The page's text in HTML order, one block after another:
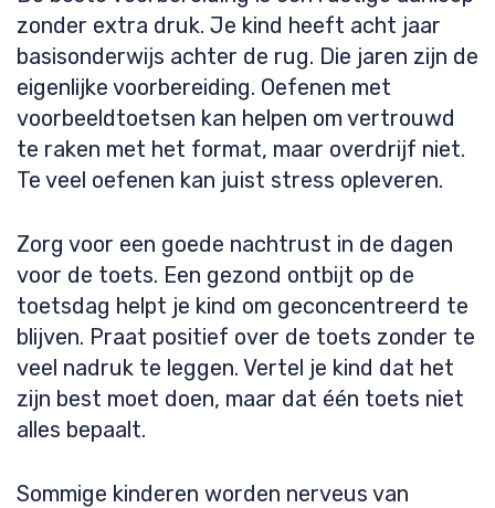
zonder extra druk. Je kind heeft acht jaar
basisonderwijs achter de rug. Die jaren zijn de
eigenlijke voorbereiding. Oefenen met
voorbeeldtoetsen kan helpen om vertrouwd
te raken met het format, maar overdrijf niet.
Te veel oefenen kan juist stress opleveren.
Zorg voor een goede nachtrust in de dagen
voor de toets. Een gezond ontbijt op de
toetsdag helpt je kind om geconcentreerd te
blijven. Praat positief over de toets zonder te
veel nadruk te leggen. Vertel je kind dat het
zijn best moet doen, maar dat één toets niet
alles bepaalt.
Sommige kinderen worden nerveus van